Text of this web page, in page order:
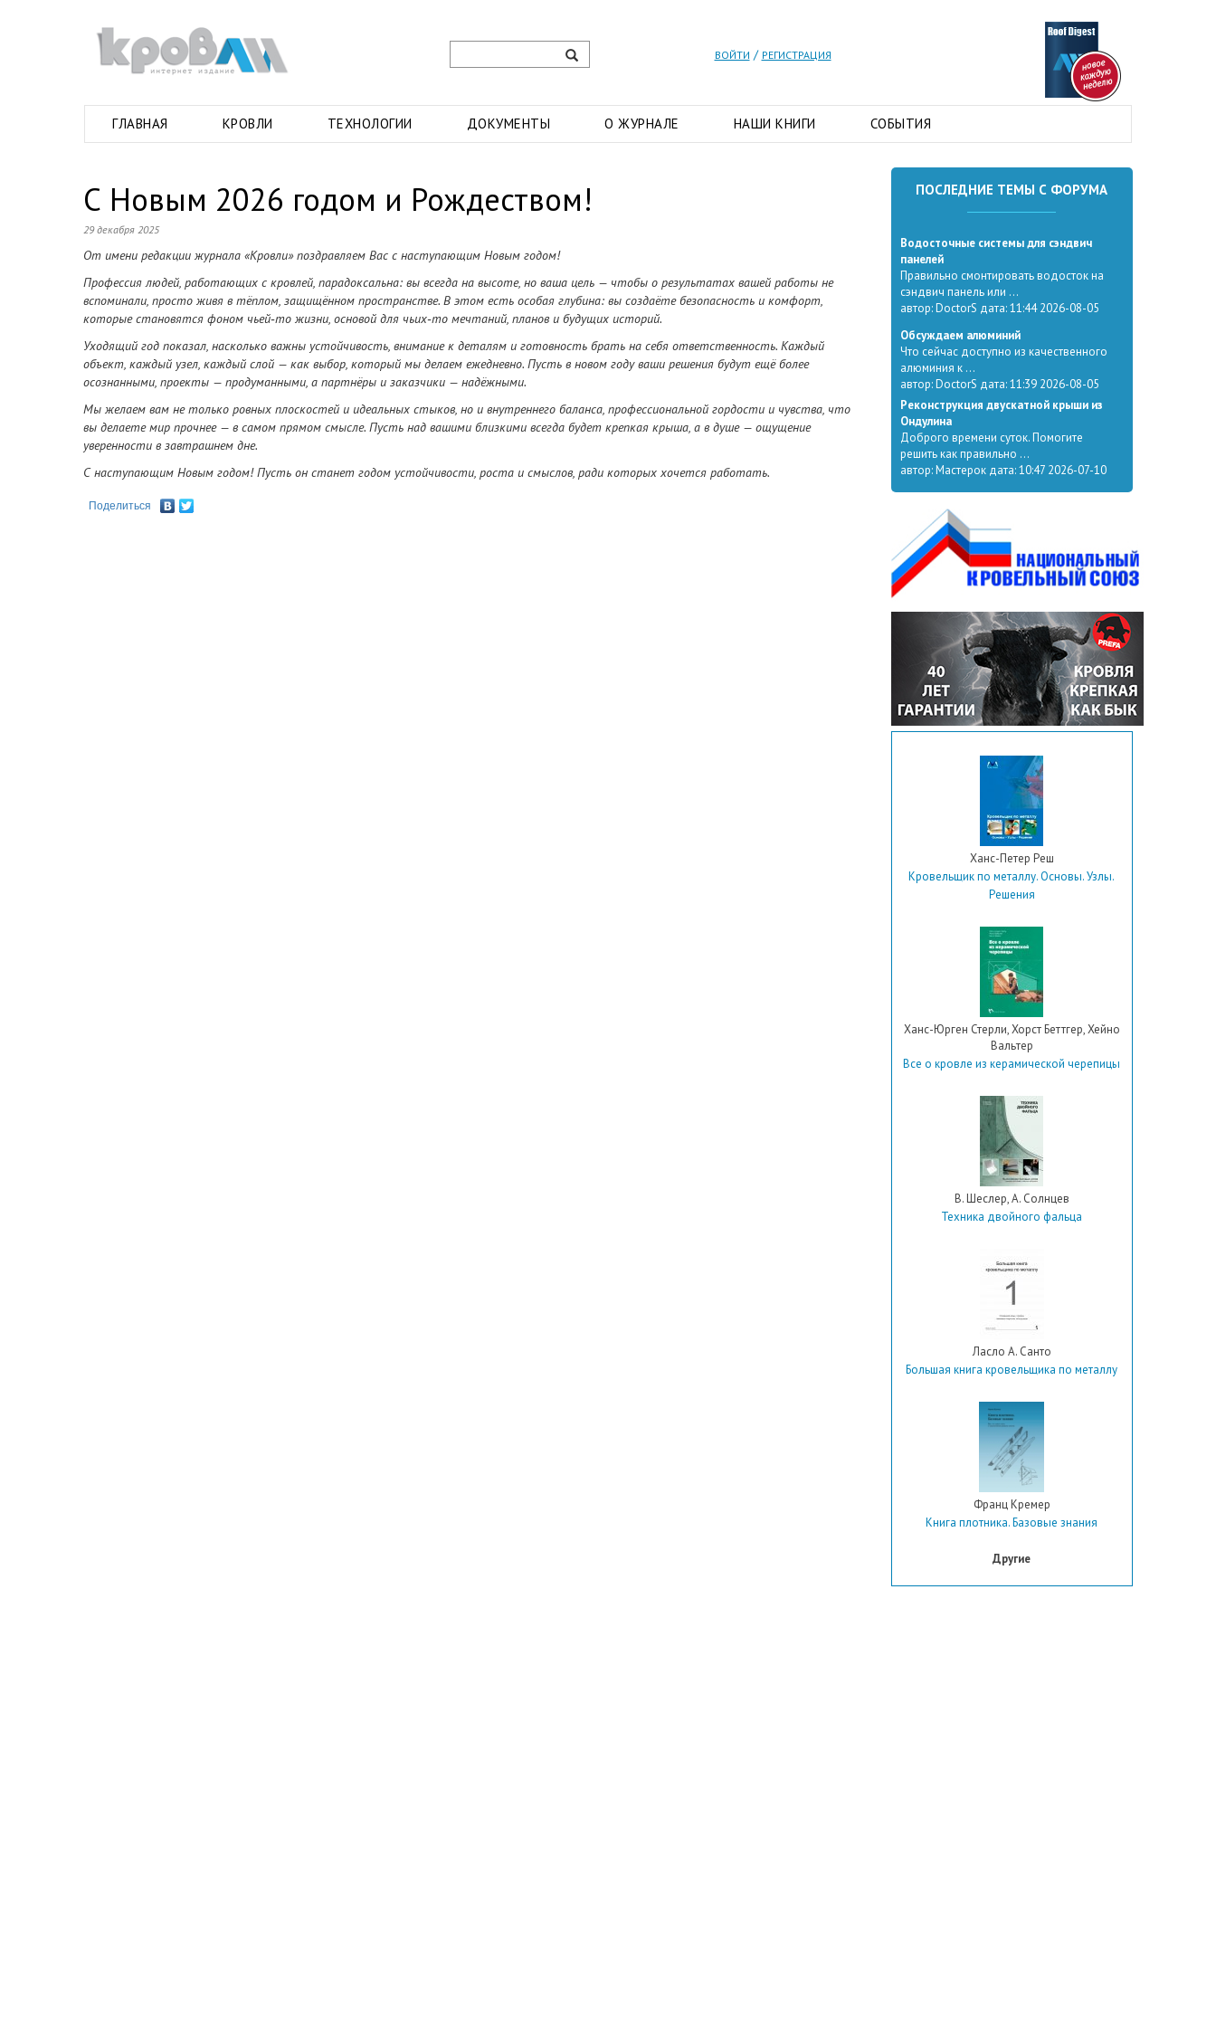
ВОЙТИ / РЕГИСТРАЦИЯ
ГЛАВНАЯ КРОВЛИ ТЕХНОЛОГИИ ДОКУМЕНТЫ О ЖУРНАЛЕ НАШИ КНИГИ СОБЫТИЯ
С Новым 2026 годом и Рождеством!
29 декабря 2025
От имени редакции журнала «Кровли» поздравляем Вас с наступающим Новым годом!
Профессия людей, работающих с кровлей, парадоксальна: вы всегда на высоте, но ваша цель — чтобы о результатах вашей работы не
вспоминали, просто живя в тёплом, защищённом пространстве. В этом есть особая глубина: вы создаёте безопасность и комфорт,
которые становятся фоном чьей‑то жизни, основой для чьих‑то мечтаний, планов и будущих историй.
Уходящий год показал, насколько важны устойчивость, внимание к деталям и готовность брать на себя ответственность. Каждый
объект, каждый узел, каждый слой — как выбор, который мы делаем ежедневно. Пусть в новом году ваши решения будут ещё более
осознанными, проекты — продуманными, а партнёры и заказчики — надёжными.
Мы желаем вам не только ровных плоскостей и идеальных стыков, но и внутреннего баланса, профессиональной гордости и чувства, что
вы делаете мир прочнее — в самом прямом смысле. Пусть над вашими близкими всегда будет крепкая крыша, а в душе — ощущение
уверенности в завтрашнем дне.
С наступающим Новым годом! Пусть он станет годом устойчивости, роста и смыслов, ради которых хочется работать.
Поделиться
ПОСЛЕДНИЕ ТЕМЫ С ФОРУМА
Водосточные системы для сэндвич
панелей
Правильно смонтировать водосток на
сэндвич панель или ...
автор: DoctorS дата: 11:44 2026-08-05
Обсуждаем алюминий
Что сейчас доступно из качественного
алюминия к ...
автор: DoctorS дата: 11:39 2026-08-05
Реконструкция двускатной крыши из
Ондулина
Доброго времени суток. Помогите
решить как правильно ...
автор: Мастерок дата: 10:47 2026-07-10
Ханс-Петер Реш
Кровельщик по металлу. Основы. Узлы.
Решения
Ханс-Юрген Стерли, Хорст Беттгер, Хейно
Вальтер
Все о кровле из керамической черепицы
В. Шеслер, А. Солнцев
Техника двойного фальца
Ласло А. Санто
Большая книга кровельщика по металлу
Франц Кремер
Книга плотника. Базовые знания
Другие